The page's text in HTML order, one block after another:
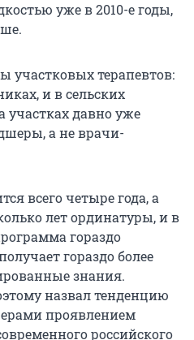
уже в 2010-е годы,
участковых терапевтов:
и в сельских
давно уже
а не врачи-
всего четыре года, а
лет ординатуры, и в
гораздо
гораздо более
знания.
назвал тенденцию
проявлением
российского